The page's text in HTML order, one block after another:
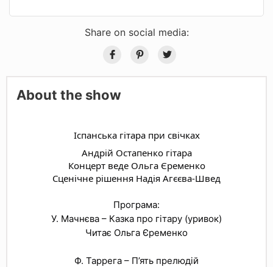
Share on social media:
About the show
Іспанська гітара при свічках
Андрій Остапенко гітара
Концерт веде Ольга Єременко
Сценічне рішення Надія Агєєва-Швед
Програма:
У. Мачнєва – Казка про гітару (уривок)
Читає Ольга Єременко
Ф. Таррега – П’ять прелюдій